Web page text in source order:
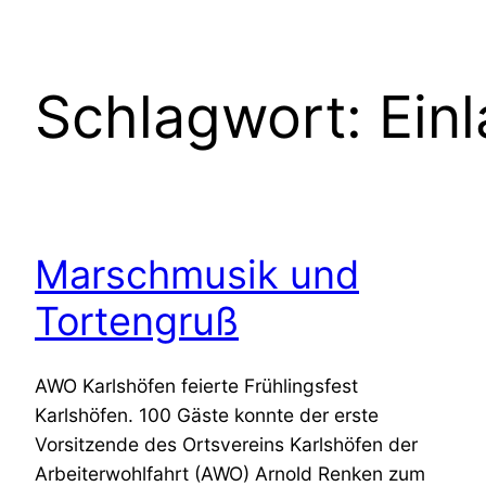
Schlagwort:
Marschmusik und
Tortengruß
AWO Karlshöfen feierte Frühlingsfest
Karlshöfen. 100 Gäste konnte der erste
Vorsitzende des Ortsvereins Karlshöfen der
Arbeiterwohlfahrt (AWO) Arnold Renken zum